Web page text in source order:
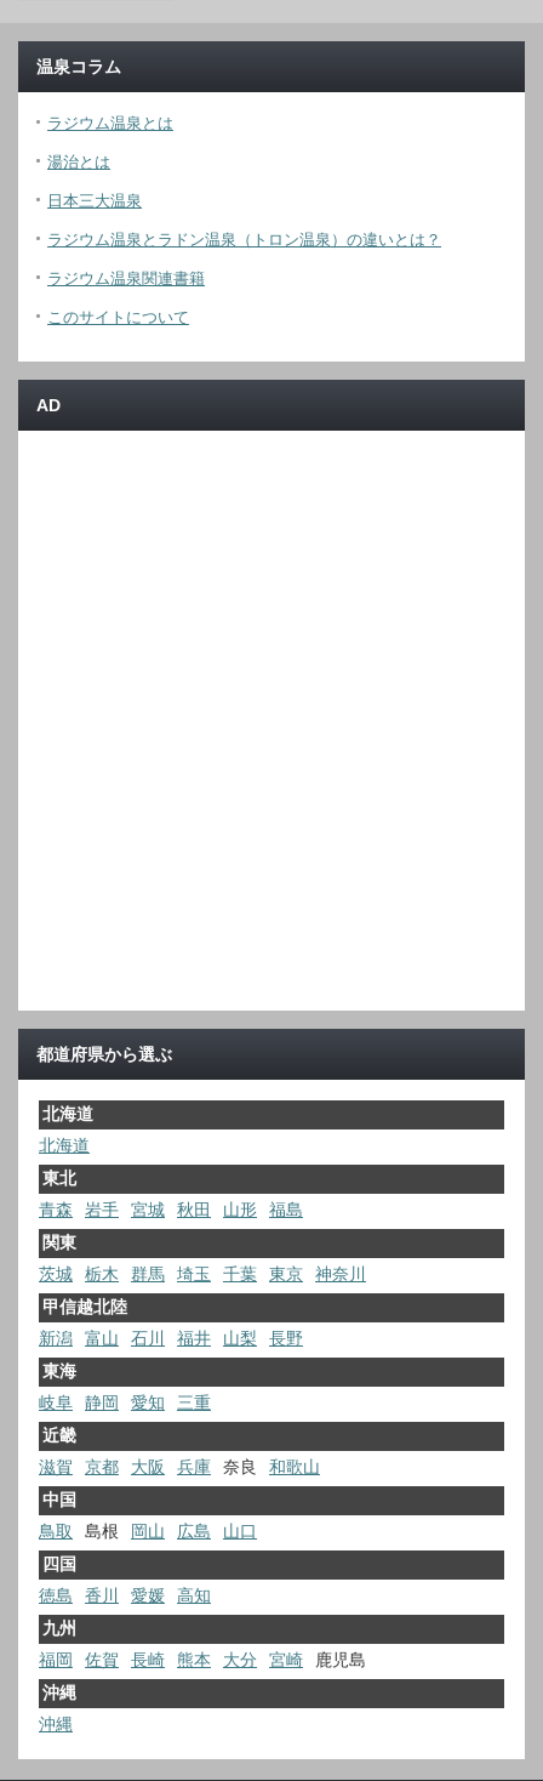
温泉コラム
ラジウム温泉とは
湯治とは
日本三大温泉
ラジウム温泉とラドン温泉（トロン温泉）の違いとは？
ラジウム温泉関連書籍
このサイトについて
AD
都道府県から選ぶ
北海道
北海道
東北
青森
岩手 宮城 秋田 山形
福島
関東
茨城
栃木 群馬 埼玉 千葉 東京
神奈川
甲信越北陸
新潟
富山 石川 福井 山梨
長野
東海
岐阜
静岡 愛知
三重
近畿
滋賀
京都 大阪 兵庫 奈良
和歌山
中国
鳥取
島根 岡山 広島
山口
四国
徳島
香川 愛媛
高知
九州
福岡
佐賀 長崎 熊本 大分 宮崎
鹿児島
沖縄
沖縄